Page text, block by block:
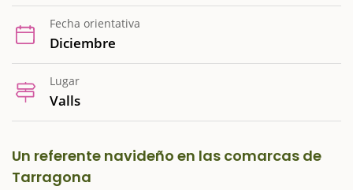
Fecha orientativa
Diciembre
Lugar
Valls
Un referente navideño en las comarcas de
Tarragona